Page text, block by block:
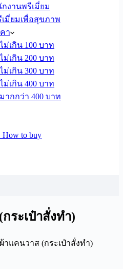
งานพรีเมี่ยม
มี่ยมเพื่อสุขภาพ
า
เกิน 100 บาท
เกิน 200 บาท
เกิน 300 บาท
เกิน 400 บาท
ากกว่า 400 บาท
to buy
ระเป๋าสั่งทำ)
าแคนวาส (กระเป๋าสั่งทำ)